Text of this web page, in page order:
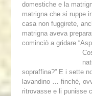
domestiche e la
matrigna che si ruppe
casa non fuggirete,
matrigna aveva
cominciò a gridare
sopraffina?” E i sette
lavandino … finché,
ritrovasse e li punisse